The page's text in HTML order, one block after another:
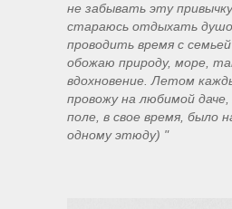
не забывать эту
стараюсь отдыхать
проводить время с
обожаю природу, море,
вдохновение. Летом
провожу на любимой
поле, в свое время, было
одному этюду) "